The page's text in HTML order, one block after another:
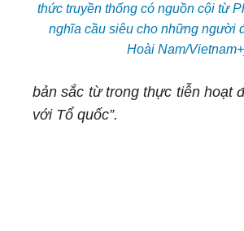
thức truyền thống có nguồn cội từ
nghĩa cầu siêu cho những người
Hoài Nam/
bản sắc từ trong thực tiễn hoạt
với Tổ quốc”.